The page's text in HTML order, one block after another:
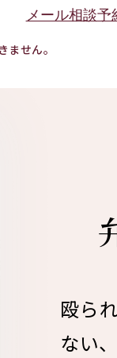
メール相談予
せん。
殴ら
ない